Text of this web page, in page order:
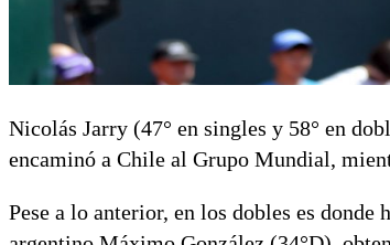
Nicolás Jarry (47° en singles y 58° en
encaminó a Chile al Grupo Mundial,
Pese a lo anterior, en los dobles es